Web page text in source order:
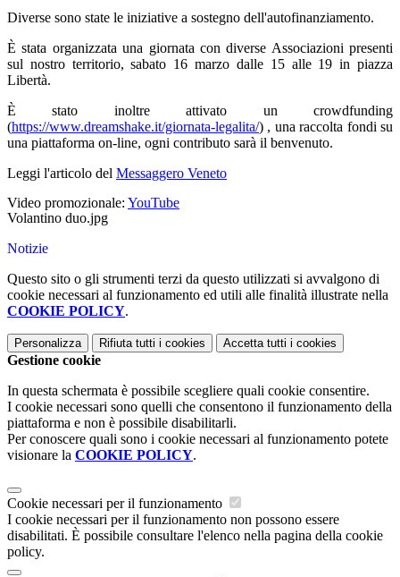
Diverse sono state le iniziative a sostegno dell'autofinanziamento.
È stata organizzata una giornata con diverse Associazioni presenti
sul nostro territorio, sabato 16 marzo dalle 15 alle 19 in piazza
Libertà.
È stato inoltre attivato un crowdfunding
(https://www.dreamshake.it/giornata-legalita/) , una raccolta fondi su
una piattaforma on-line, ogni contributo sarà il benvenuto.
Leggi l'articolo del Messaggero Veneto
Video promozionale: YouTube
Volantino duo.jpg
Notizie
Questo sito o gli strumenti terzi da questo utilizzati si avvalgono di
cookie necessari al funzionamento ed utili alle finalità illustrate nella
COOKIE POLICY.
Personalizza Rifiuta tutti i cookies Accetta tutti i cookies
Gestione cookie
In questa schermata è possibile scegliere quali cookie consentire.
I cookie necessari sono quelli che consentono il funzionamento della
piattaforma e non è possibile disabilitarli.
Per conoscere quali sono i cookie necessari al funzionamento potete
visionare la COOKIE POLICY.
Cookie necessari per il funzionamento
I cookie necessari per il funzionamento non possono essere
disabilitati. È possibile consultare l'elenco nella pagina della cookie
policy.